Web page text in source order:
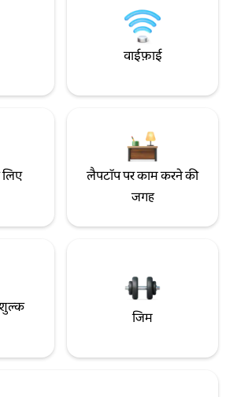
वाईफ़ाई
लैपटॉप पर काम करने की
जगह
शुल्क
जिम